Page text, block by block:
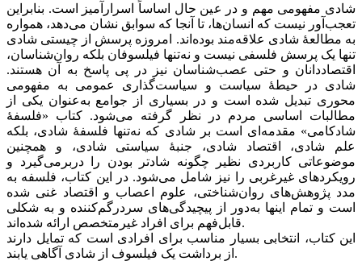
شادی مفهومی مهم و در عین حال اساساً اسرارآمیز است. بنابراین
تعجب‌‌آور نیست که انسان‌ها، تا آنجا که سوابق نشان می‌دهد، همواره
به مطالعۀ شادی علاقه‌مند بوده‌اند. امروزه پرسش از چیستی شادی
تنها یک پرسش فلسفی نیست و نه‌تنها فیلسوفان بلکه روان‌شناسان،
اقتصاددانان و حتی عصب‌شناسان نیز در پی پاسخ به آن هستند.
شادی در حیطۀ سیاست و سیاست‌گذاری عمومی به مفهومی
محوری تبدیل شده است و در بسیاری از جوامع به‌عنوان یکی از
مطالبات اساسی مردم در نظر گرفته می‌شود. کتاب «فلسفۀ
شادکامی» مقدمه‌ای است بر شادی که نه‌تنها فلسفۀ شادی، بلکه
علم شادی، اقتصاد شادی، جنبۀ سیاستی شادی، و همچنین
موضوعاتی کاربردی نظیر چگونه شادتر بودن را دربرمی‌گیرد و
رویکردهای غیرغربی را نیز شامل می‌شود. در این کتاب، فلسفه به
مدد پژوهش‌های روان‌شناختی، علوم اعصاب و اقتصاد غنی شده
است و تمام اینها به‌دور از پیچیدگی‌های سردرگم‌کننده و به شکلی
قابل‌فهم برای افراد غیرمتخصص ارائه شده‌اند.
این کتاب، انتخابی بسیار مناسب برای افرادی است که تمایل دارند
از برداشت یک فیلسوف از شادی آگاهی یابند.